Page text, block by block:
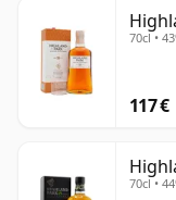
70cl •
117 €
70cl •